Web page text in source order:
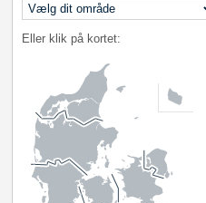
Eller klik på kortet: